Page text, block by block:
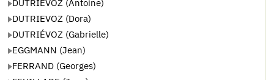
DUTRIEVOZ (Antoine)
DUTRIEVOZ (Dora)
DUTRIÉVOZ (Gabrielle)
EGGMANN (Jean)
FERRAND (Georges)